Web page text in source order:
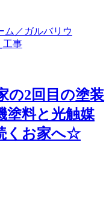
の2回目の塗装
塗料と光触媒
くお家へ☆